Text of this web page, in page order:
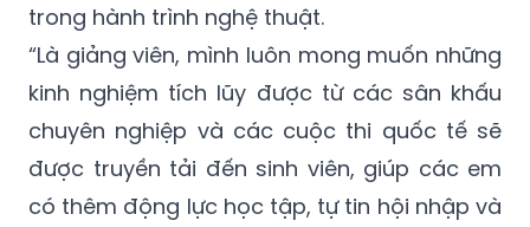
trong hành trình nghệ thuật.
“Là giảng viên, mình luôn mong muốn những
kinh nghiệm tích lũy được từ các sân khấu
chuyên nghiệp và các cuộc thi quốc tế sẽ
được truyền tải đến sinh viên, giúp các em
có thêm động lực học tập, tự tin hội nhập và